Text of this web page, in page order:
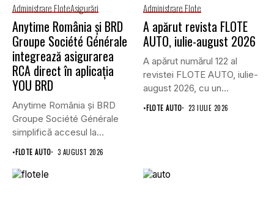
Administrare FloteAsigurări
Anytime România și BRD
Groupe Société Générale
integrează asigurarea
RCA direct în aplicația
YOU BRD
Anytime România și BRD
Groupe Société Générale
simplifică accesul la
asigurările auto...
•FLOTE AUTO 3 AUGUST 2026
Administrare Flote
A apărut revista FLOTE
AUTO, iulie-august 2026
A apărut numărul 122 al
revistei FLOTE AUTO, iulie-
august 2026, cu un...
•FLOTE AUTO 23 IULIE 2026